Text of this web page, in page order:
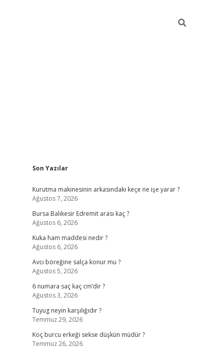
Sidebar
Son Yazılar
Kurutma makinesinin arkasındaki keçe ne işe yarar ?
Ağustos 7, 2026
Bursa Balıkesir Edremit arası kaç ?
Ağustos 6, 2026
Kuka ham maddesi nedir ?
Ağustos 6, 2026
Avcı böreğine salça konur mu ?
Ağustos 5, 2026
6 numara saç kaç cm’dir ?
Ağustos 3, 2026
Tuyug neyin karşılığıdır ?
Temmuz 29, 2026
Koç burcu erkeği sekse düşkün müdür ?
Temmuz 26, 2026